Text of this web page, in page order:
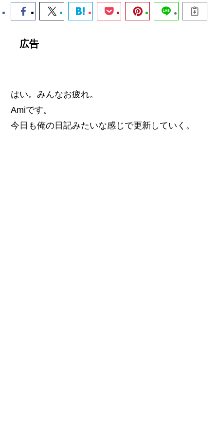
広告
はい。みんなお疲れ。
Amiです。
今日も俺の日記みたいな感じで更新していく。